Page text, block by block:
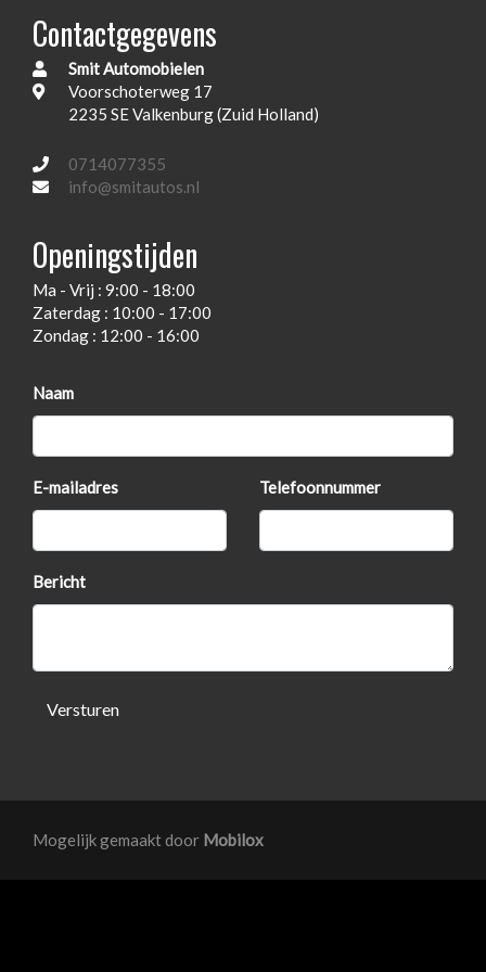
Achterbank in delen neerklapbaar
Airco
Armsteun voor
Elektrische ramen voor en achter
Passagiersstoel in hoogte verstelbaar
Stuur en versnellingspook (kunst)leder
Stuur verstelbaar
Buitenspiegels elektrisch verstel- en verwarmbaar
Centrale vergrendeling
Dakrails
Extra getint glas achter
Mistlampen voor
Contactgegevens
Smit Automobielen
Voorschoterweg 17
2235 SE Valkenburg (Zuid Holland)
0714077355
info@smitautos.nl
Openingstijden
Ma - Vrij : 9:00 - 18:00
Zaterdag : 10:00 - 17:00
Zondag : 12:00 - 16:00
Naam
E-mailadres Telefoonnummer
Bericht
Versturen
Mogelijk gemaakt door Mobilox